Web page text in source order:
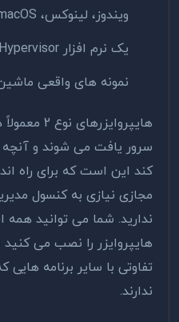
ویندوز، لینوکس، macOS ).
یک نرم افزار Hypervisor نوع 2 در آن سیستم عامل.
نمونه های واقعی
سرور یافت می شوند و آنچه
کند این است که برای راه
مجازی نیازی به کنسول
ندارید. شما می توانید همه
هایپروایزر را نصب می
تفاوتی با سایر برنامه
ندارند.